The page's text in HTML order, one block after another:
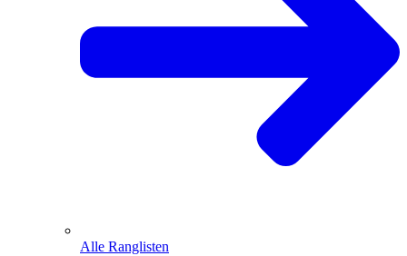
Alle Ranglisten